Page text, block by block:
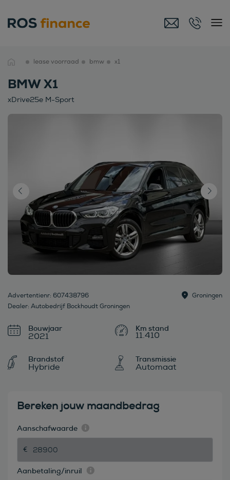
lease voorraad bmw x1
BMW X1
xDrive25e M-Sport
Advertentienr: 607438796
Dealer: Autobedrijf Bockhoudt Groningen
Groningen
Bouwjaar
2021 11.410
Brandstof
Hybride
Transmissie
Automaat
Bereken jouw maandbedrag
Aanschafwaarde
Aanbetaling/inruil